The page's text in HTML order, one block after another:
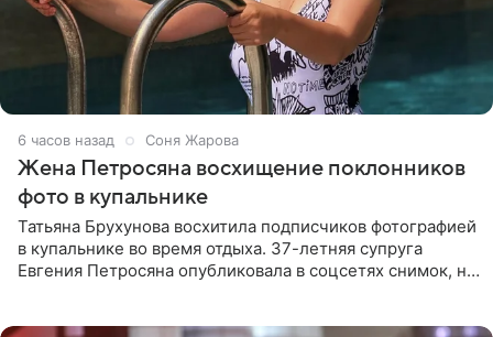
6 часов назад Соня Жарова
Жена Петросяна восхищение поклонников
фото в купальнике
Татьяна Брухунова восхитила подписчиков фотографией
в купальнике во время отдыха. 37-летняя супруга
Евгения Петросяна опубликовала в соцсетях снимок, на